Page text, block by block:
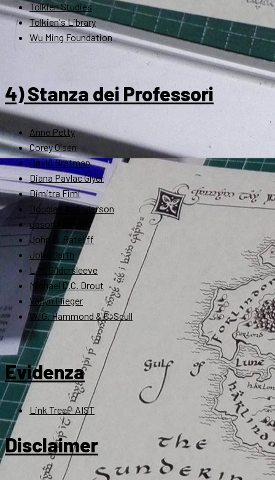
Tolkien Studies
Tolkien's Library
Wu Ming Foundation
4) Stanza dei Professori
Anne Petty
Corey Olsen
David Bratman
Diana Pavlac Glyer
Dimitra Fimi
Douglas A. Anderson
Jason Fisher
John D. Rateliff
John Garth
L.M. Gildersleeve
Michael D.C. Drout
Verlyn Flieger
W. G. Hammond & C. Scull
Evidenza
Link Tree – AIST
Disclaimer